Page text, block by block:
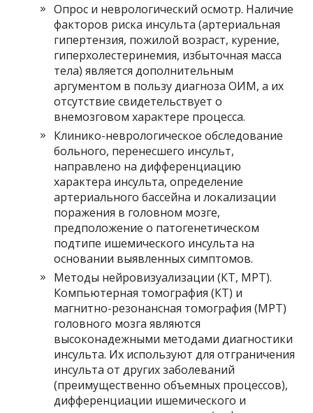
Опрос и неврологический осмотр. Наличие
факторов риска инсульта (артериальная
гипертензия, пожилой возраст, курение,
гиперхолестеринемия, избыточная масса
тела) является дополнительным
аргументом в пользу диагноза ОИМ, а их
отсутствие свидетельствует о
внемозговом характере процесса.
Клинико-неврологическое обследование
больного, перенесшего инсульт,
направлено на дифференциацию
характера инсульта, определение
артериального бассейна и локализации
поражения в головном мозге,
предположение о патогенетическом
подтипе ишемического инсульта на
основании выявленных симптомов.
Методы нейровизуализации (КТ, МРТ).
Компьютерная томография (КТ) и
магнитно-резонансная томография (МРТ)
головного мозга являются
высоконадежными методами диагностики
инсульта. Их используют для отграничения
инсульта от других заболеваний
(преимущественно объемных процессов),
дифференциации ишемического и